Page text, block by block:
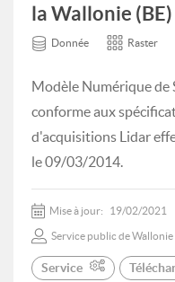
la Wallonie (BE)
Donnée Raster
Modèle Numérique de
conforme aux
d'acquisitions Lidar
le 09/03/2014.
Mise à jour: 19/02/2021
Service public de Wallonie
Service